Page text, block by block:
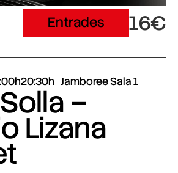
Entrades 16€
20:30h Jamboree Sala 1
–
Lizana